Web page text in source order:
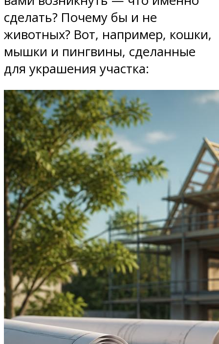
сделать? Почему бы и не
животных? Вот, например, кошки,
мышки и пингвины, сделанные
для украшения участка: